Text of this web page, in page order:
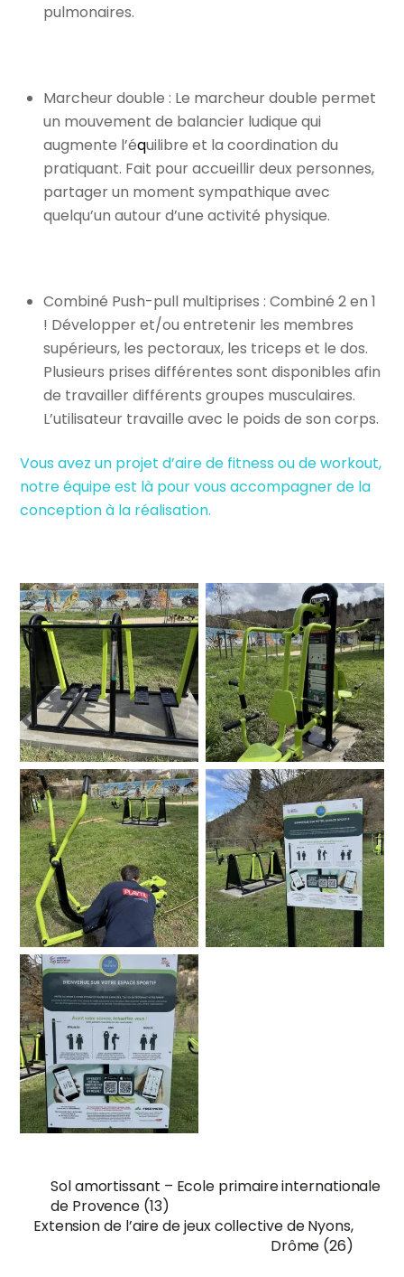
pulmonaires.
Marcheur double : Le marcheur double permet
un mouvement de balancier ludique qui
augmente l’équilibre et la coordination du
pratiquant. Fait pour accueillir deux personnes,
partager un moment sympathique avec
quelqu’un autour d’une activité physique.
Combiné Push-pull multiprises : Combiné 2 en 1
! Développer et/ou entretenir les membres
supérieurs, les pectoraux, les triceps et le dos.
Plusieurs prises différentes sont disponibles afin
de travailler différents groupes musculaires.
L’utilisateur travaille avec le poids de son corps.
Vous avez un projet d’aire de fitness ou de workout,
notre équipe est là pour vous accompagner de la
conception à la réalisation.
Sol amortissant – Ecole primaire internationale
de Provence (13)
Extension de l’aire de jeux collective de Nyons,
Drôme (26)